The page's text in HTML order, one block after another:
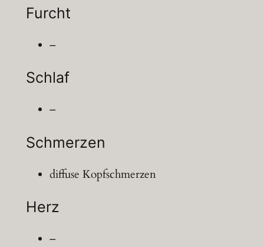
Furcht
–
Schlaf
–
Schmerzen
diffuse Kopfschmerzen
Herz
–